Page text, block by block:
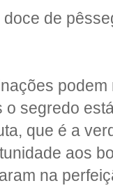
de
segredo
que é a
aos
na